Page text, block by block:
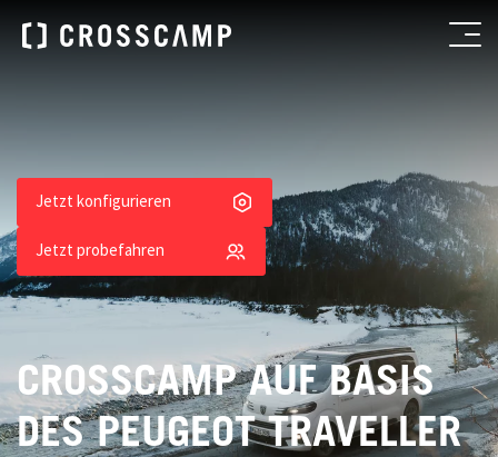
CROSSCAMP AUF BASIS
DES PEUGEOT TRAVELLER
Jetzt konfigurieren
Jetzt probefahren